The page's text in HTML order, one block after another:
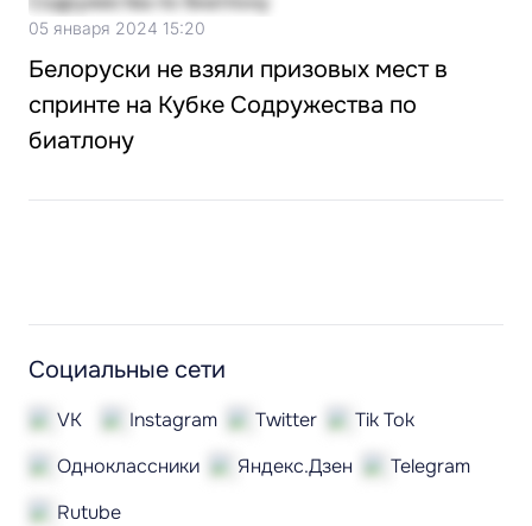
05 января 2024 15:20
Белоруски не взяли призовых мест в
спринте на Кубке Содружества по
биатлону
Социальные сети
VK Instagram Twitter
Tik Tok
Одноклассники
Яндекс.Дзен
Telegram
Rutube